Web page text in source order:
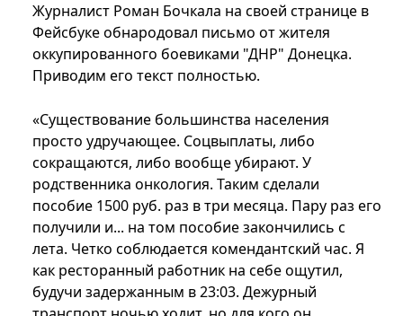
Журналист Роман Бочкала на своей странице в
Фейсбуке обнародовал письмо от жителя
оккупированного боевиками "ДНР" Донецка.
Приводим его текст полностью.
«Существование большинства населения
просто удручающее. Соцвыплаты, либо
сокращаются, либо вообще убирают. У
родственника онкология. Таким сделали
пособие 1500 руб. раз в три месяца. Пару раз его
получили и... на том пособие закончились с
лета. Четко соблюдается комендантский час. Я
как ресторанный работник на себе ощутил,
будучи задержанным в 23:03. Дежурный